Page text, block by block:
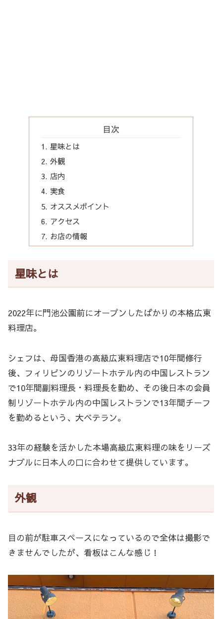
目次
星味とは
外観
店内
実食
オススメポイント
アクセス
お店の情報
星味とは
2022年に門池公園前にオープンしたばかりの本格広東
料理店。
シェフは、母国香港の高級広東料理店で10年間修行
後、フィリピンのリゾートホテル内の中国レストラン
で10年間副料理長・料理長を勤め、その後日本の会員
制リゾートホテル内の中国レストランで13年間チーフ
を勤めるという、大ベテラン。
33年の経験を活かした本場高級広東料理の味をリーズ
ナブルに日本人の口に合わせて提供しています。
外観
目の前が駐車スペースになっているので全体は撮影で
きませんでしたが、看板はこんな感じ！